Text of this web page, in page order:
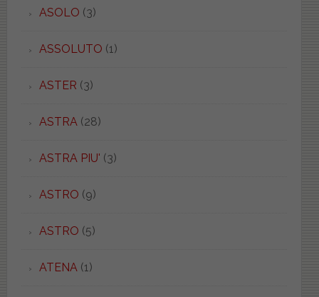
ASOLO (3)
ASSOLUTO (1)
ASTER (3)
ASTRA(28)
ASTRA PIU' (3)
ASTRO (9)
ASTRO (5)
ATENA(1)